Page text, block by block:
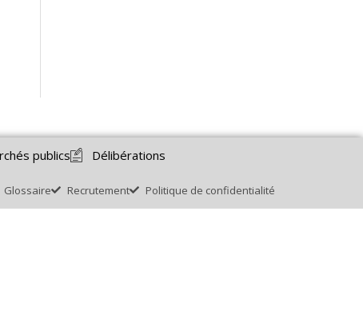
publics Délibérations
Glossaire Recrutement Politique de confidentialité